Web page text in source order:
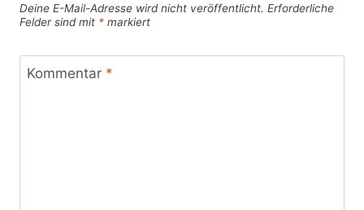
Deine E-Mail-Adresse wird nicht veröffentlicht. Erforderliche
Felder sind mit * markiert
Kommentar *